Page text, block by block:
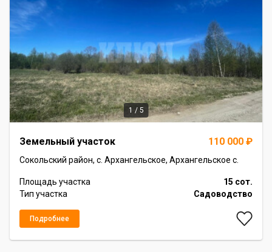
1 / 5
Земельный участок 110 000 ₽
Сокольский район, с. Архангельское, Архангельское с.
Площадь участка
15 сот.
Тип участка
Садоводство
Подробнее